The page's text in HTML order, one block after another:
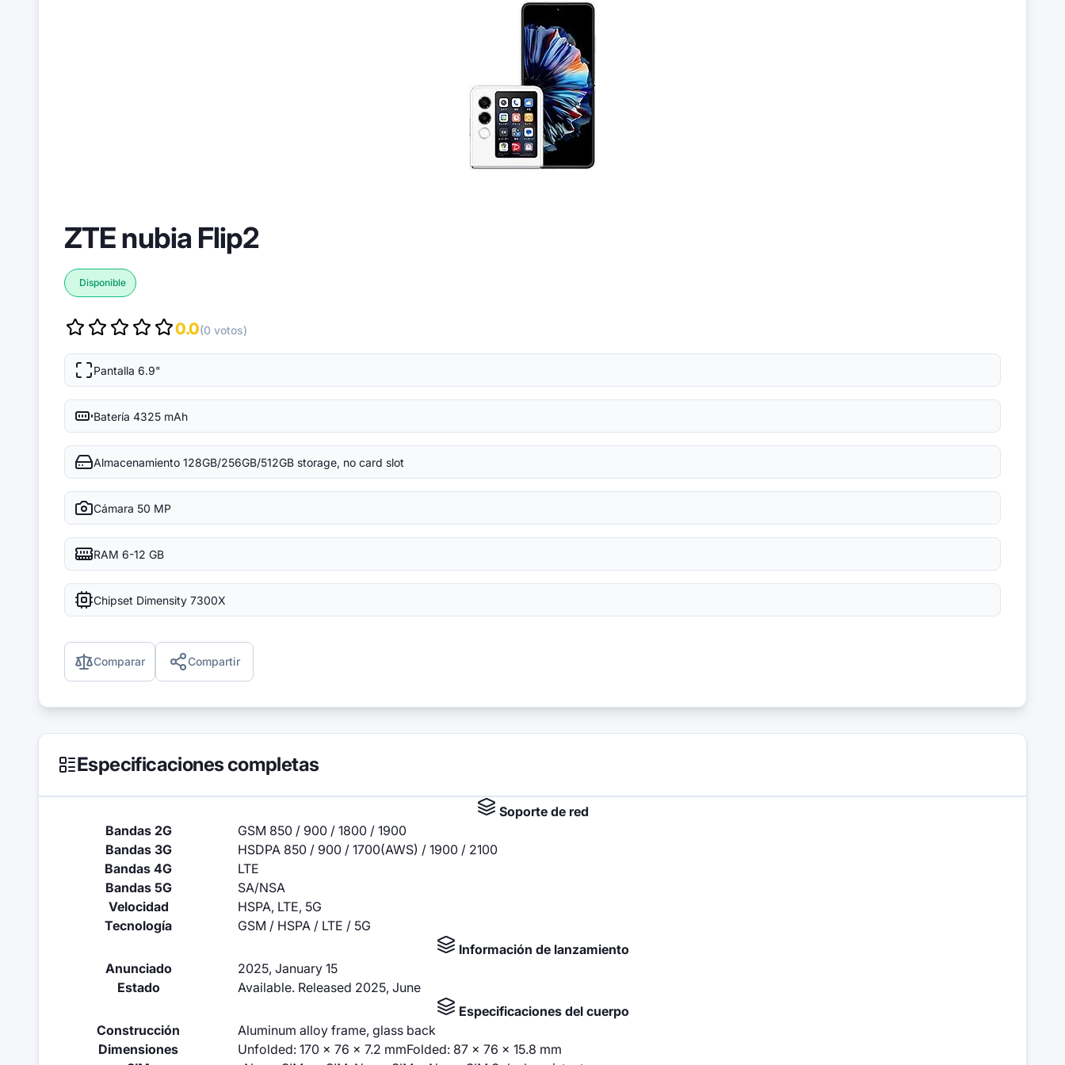
ZTE nubia Flip2
Disponible
0.0(0 votos)
Pantalla 6.9"
Batería 4325 mAh
Almacenamiento 128GB/256GB/512GB storage, no card slot
Cámara 50 MP
RAM 6-12 GB
Chipset Dimensity 7300X
Comparar Compartir
Especificaciones completas
Soporte de red
Bandas 2G
GSM 850 / 900 / 1800 / 1900
Bandas 3G
HSDPA 850 / 900 / 1700(AWS) / 1900 / 2100
Bandas 4G
LTE
Bandas 5G
SA/NSA
Velocidad
HSPA, LTE, 5G
Tecnología
GSM / HSPA / LTE / 5G
Información de lanzamiento
Anunciado
2025, January 15
Estado
Available. Released 2025, June
Especificaciones del cuerpo
Construcción
Aluminum alloy frame, glass back
Dimensiones
Unfolded: 170 x 76 x 7.2 mmFolded: 87 x 76 x 15.8 mm